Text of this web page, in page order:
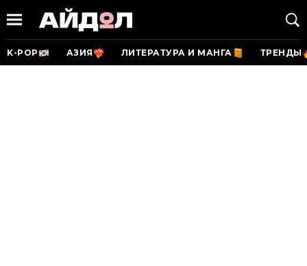
K-POP АЗИЯ ЛИТЕРАТУРА И МАНГА ТРЕНДЫ